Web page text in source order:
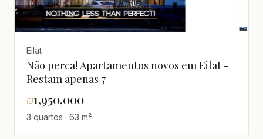
Eilat
Não perca! Apartamentos novos em Eilat -
Restam apenas 7
₪1,950,000
3 quartos · 63 m²